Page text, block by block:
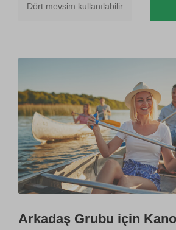
Dört mevsim kullanılabilir
Arkadaş Grubu için